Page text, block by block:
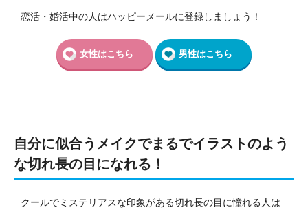
恋活・婚活中の人はハッピーメールに登録しましょう！
女性はこちら 男性はこちら
自分に似合うメイクでまるでイラストのよう
な切れ長の目になれる！
クールでミステリアスな印象がある切れ長の目に憧れる人は